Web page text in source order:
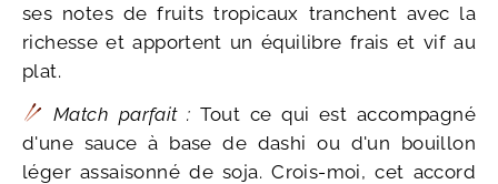
ses notes de fruits tropicaux tranchent avec la
richesse et apportent un équilibre frais et vif au
plat.
Match parfait : Tout ce qui est accompagné
d'une sauce à base de dashi ou d'un bouillon
léger assaisonné de soja. Crois-moi, cet accord